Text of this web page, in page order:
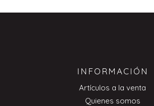
INFORMACIÓN
Artículos a la venta
Quienes somos